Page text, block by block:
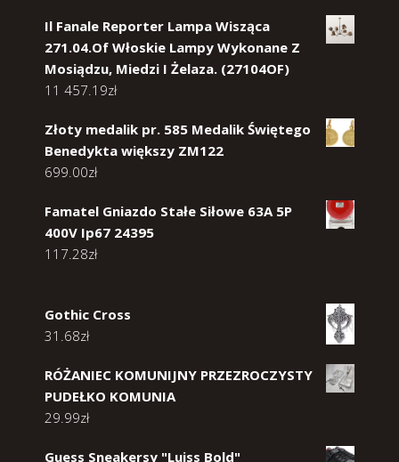
Il Fanale Reporter Lampa Wisząca
271.04.Of Włoskie Lampy Wykonane Z
Mosiądzu, Miedzi I Żelaza. (27104OF)
11 457.19zł
Złoty medalik pr. 585 Medalik Świętego
Benedykta większy ZM122
699.00zł
Famatel Gniazdo Stałe Siłowe 63A 5P
400V Ip67 24395
117.28zł
Gothic Cross
31.68zł
RÓŻANIEC KOMUNIJNY PRZEZROCZYSTY
PUDEŁKO KOMUNIA
29.99zł
Guess Sneakersy "Luiss Bold"